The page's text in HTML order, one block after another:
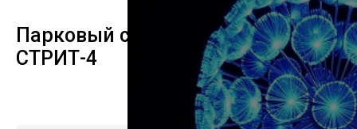
Парковый светильник серия
СТРИТ-4